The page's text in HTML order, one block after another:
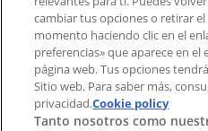
Marcas
Marcas locales
Negocios
Negocios cercanos
cambiar tus opciones o retirar
momento haciendo clic en el
preferencias» que aparece en
página web. Tus opciones
Sitio web. Para saber más,
privacidad.Cookie policy
Tanto nosotros como